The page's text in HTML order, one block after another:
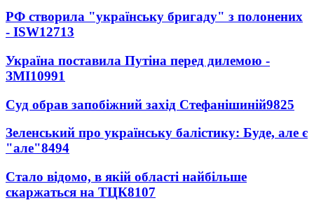
РФ створила "українську бригаду" з полонених
- ISW12713
Україна поставила Путіна перед дилемою -
ЗМІ10991
Суд обрав запобіжний захід Стефанішиній9825
Зеленський про українську балістику: Буде, але є
"але"8494
Стало відомо, в якій області найбільше
скаржаться на ТЦК8107